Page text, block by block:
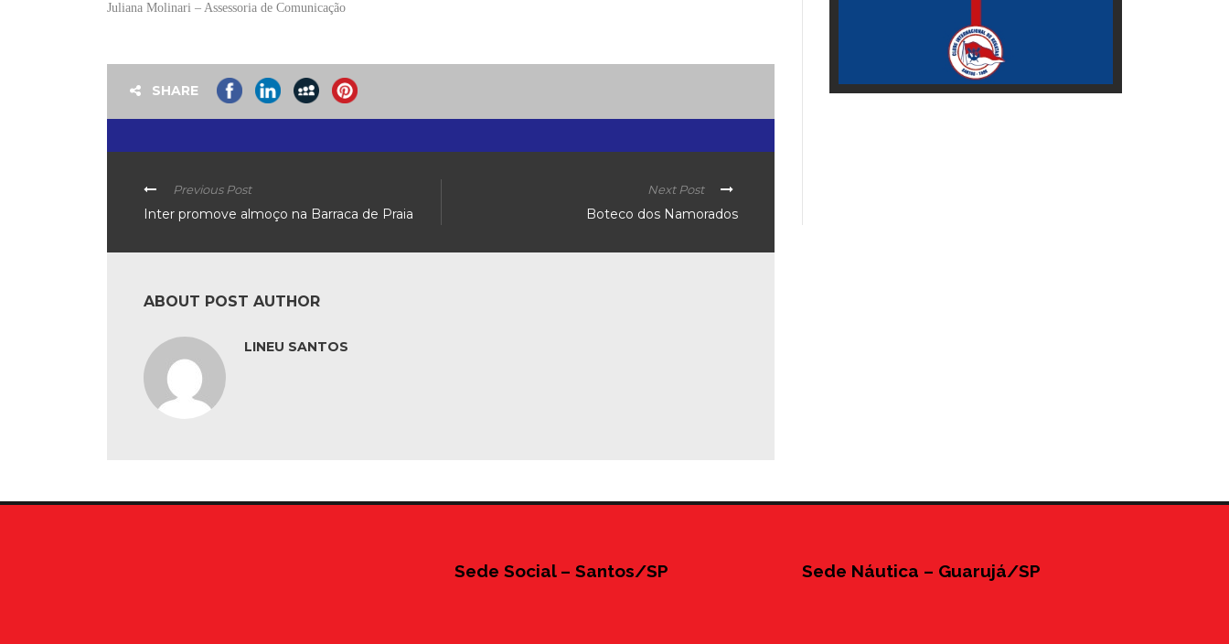
Juliana Molinari – Assessoria de Comunicação
SHARE
Previous Post
Inter promove almoço na Barraca de Praia
Next Post
Boteco dos Namorados
ABOUT POST AUTHOR
LINEU SANTOS
Sede Social – Santos/SP Sede Náutica – Guarujá/SP